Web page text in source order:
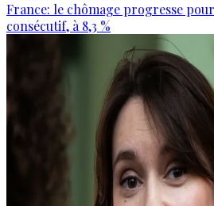
France: le chômage progresse
consécutif, à 8,3 %